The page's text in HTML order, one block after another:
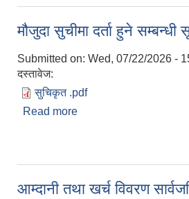
मौजुदा सुचीमा दर्ता हुने सम्बन्धी
Submitted on: Wed, 07/22/2026 -
दस्तावेज:
सुचिकृत .pdf
Read more
आम्दानी तथा खर्च विवरण